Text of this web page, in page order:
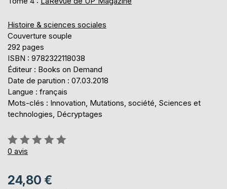
Histoire & sciences sociales
Couverture souple
292 pages
ISBN : 9782322118038
Éditeur : Books on Demand
Date de parution : 07.03.2018
Langue : français
Mots-clés : Innovation, Mutations, société, Sciences et
technologies, Décryptages
Évaluation:
0%
0 avis
24,80 €